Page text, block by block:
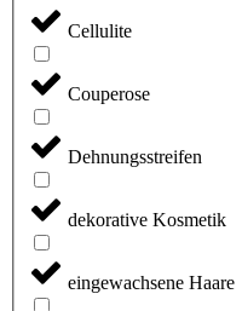
Cellulite
Couperose
Dehnungsstreifen
dekorative Kosmetik
eingewachsene Haare